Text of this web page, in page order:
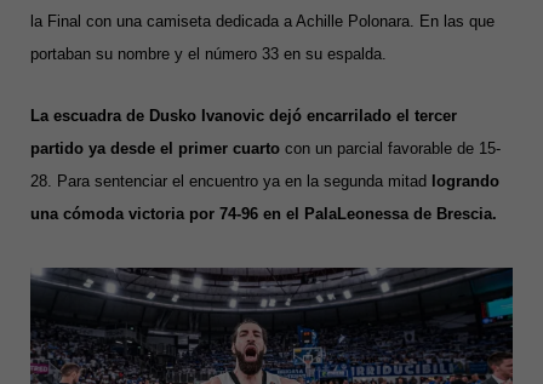
la Final con una camiseta dedicada a Achille Polonara. En las que
portaban su nombre y el número 33 en su espalda.
La escuadra de Dusko Ivanovic dejó encarrilado el tercer
partido ya desde el primer cuarto con un parcial favorable de 15-
28. Para sentenciar el encuentro ya en la segunda mitad logrando
una cómoda victoria por 74-96 en el PalaLeonessa de Brescia.